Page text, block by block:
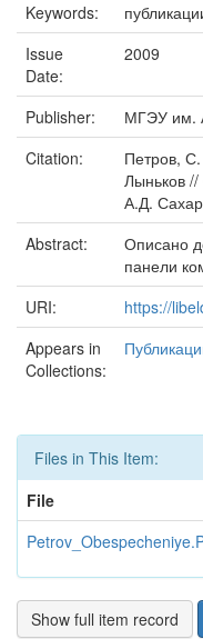
Keywords:
Issue
Date:
2009
Publisher:
МГЭУ им.
Citation:
Петров,
Лыньков
А.Д.
Abstract:
Описано
панели
URI:
https://
Appears in
Collections:
Files in This Item:
File
Show full item record